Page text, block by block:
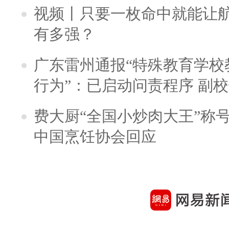
视频丨只要一枚命中就能让
有多强？
广东雷州通报“特殊教育学
行为”：已启动问责程序 副
费大厨“全国小炒肉大王”称
中国烹饪协会回应